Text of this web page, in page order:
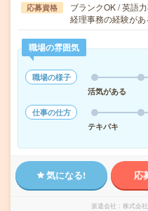
応募資格
ブランクOK / 英語
経理事務の経験があ
職場の雰囲気
職場の様子
活気がある
仕事の仕方
テキパキ
気になる! 応
派遣会社 株式会